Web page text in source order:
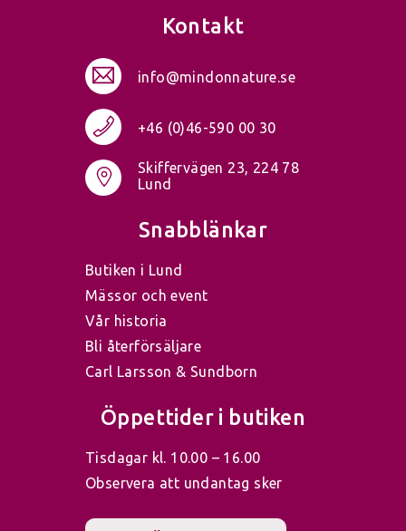
Kontakt
info@mindonnature.se
+46 (0)46-590 00 30
Skiffervägen 23, 224 78
Lund
Snabblänkar
Butiken i Lund
Mässor och event
Vår historia
Bli återförsäljare
Carl Larsson & Sundborn
Öppettider i butiken
Tisdagar kl. 10.00 – 16.00
Observera att undantag sker